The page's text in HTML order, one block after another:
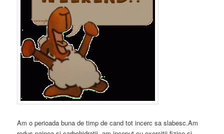
Am o perioada buna de timp de cand tot incerc sa slabesc.Am